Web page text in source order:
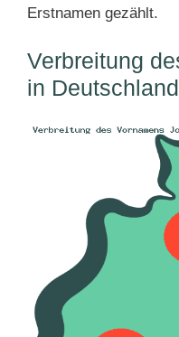
Erstnamen gezählt.
Verbreitung
in Deutschland